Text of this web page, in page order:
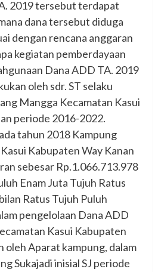
2019 tersebut terdapat
dana tersebut diduga
dengan rencana anggaran
kegiatan pemberdayaan
Dana ADD TA. 2019
oleh sdr. ST selaku
Mangga Kecamatan Kasui
periode 2016-2022.
tahun 2018 Kampung
Kabupaten Way Kanan
sebesar Rp.1.066.713.978
Enam Juta Tujuh Ratus
Ratus Tujuh Puluh
pengelolaan Dana ADD
Kasui Kabupaten
oleh Aparat kampung, dalam
Sukajadi inisial SJ periode